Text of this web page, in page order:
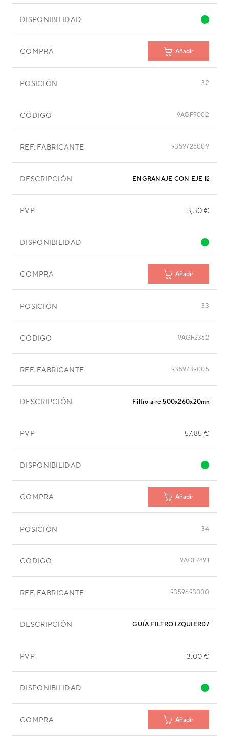
DISPONIBILIDAD
COMPRA Añadir
POSICIÓN 32
CÓDIGO 9AGF9002
REF. FABRICANTE 9359728009
DESCRIPCIÓN ENGRANAJE CON EJE 12 MM
PVP 3,30 €
DISPONIBILIDAD
COMPRA Añadir
POSICIÓN 33
CÓDIGO 9AGF2362
REF. FABRICANTE 9359739005
DESCRIPCIÓN Filtro aire 500x260x20mm
PVP 57,85 €
DISPONIBILIDAD
COMPRA Añadir
POSICIÓN 34
CÓDIGO 9AGF7891
REF. FABRICANTE 9359693000
DESCRIPCIÓN GUÍA FILTRO IZQUIERDA
PVP 3,00 €
DISPONIBILIDAD
COMPRA Añadir